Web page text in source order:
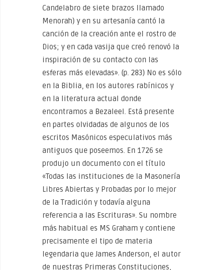
Candelabro de siete brazos llamado
Menorah) y en su artesanía cantó la
canción de la creación ante el rostro de
Dios; y en cada vasija que creó renovó la
inspiración de su contacto con las
esferas más elevadas». (p. 283) No es sólo
en la Biblia, en los autores rabínicos y
en la literatura actual donde
encontramos a Bezaleel. Está presente
en partes olvidadas de algunos de los
escritos Masónicos especulativos más
antiguos que poseemos. En 1726 se
produjo un documento con el título
«Todas las instituciones de la Masonería
Libres Abiertas y Probadas por lo mejor
de la Tradición y todavía alguna
referencia a las Escrituras». Su nombre
más habitual es MS Graham y contiene
precisamente el tipo de materia
legendaria que James Anderson, el autor
de nuestras Primeras Constituciones,